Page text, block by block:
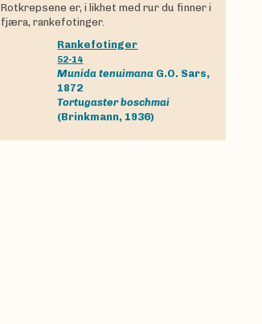
Rotkrepsene er, i likhet med rur du finner i
fjæra, rankefotinger.
Rankefotinger
52-14
Munida tenuimana G.O. Sars,
1872
Tortugaster boschmai
(Brinkmann, 1936)